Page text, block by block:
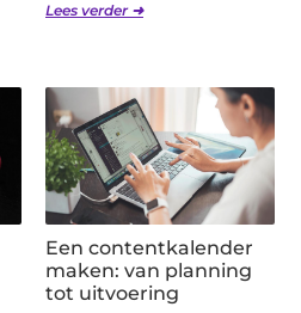
Lees verder ➜
Een contentkalender
maken: van planning
tot uitvoering